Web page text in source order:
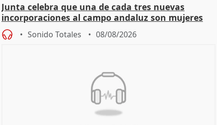
Junta celebra que una de cada tres nuevas
incorporaciones al campo andaluz son mujeres
jóvenes
Sonido Totales 08/08/2026